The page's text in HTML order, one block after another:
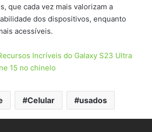
que cada vez mais valorizam a
dos dispositivos, enquanto
acessíveis.
Incríveis do Galaxy S23 Ultra
15 no chinelo
Celular usados